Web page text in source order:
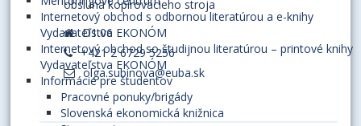
Internetový obchod s odbornou literatúrou a e-knihy
Vydavateľstva EKONÓM
Internetový obchod so študijnou literatúrou – printové knihy
Vydavateľstva EKONÓM
Informácie pre študentov
Pracovné ponuky/brigády
Slovenská ekonomická knižnica
obsluha kopírovacieho stroja
D1.06
+421 2 6729 5256
olga.subinova@euba.sk